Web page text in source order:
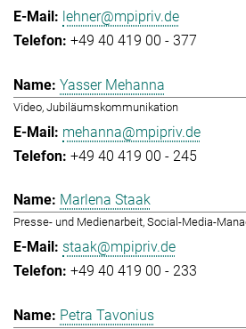
lehner@mpipriv.de
+49 40 419 00 - 377
Yasser Mehanna
Video, Jubiläumskommunikation
mehanna@mpipriv.de
+49 40 419 00 - 245
Marlena Staak
Presse- und Medienarbeit, Social-Media-
staak@mpipriv.de
+49 40 419 00 - 233
Petra Tavonius